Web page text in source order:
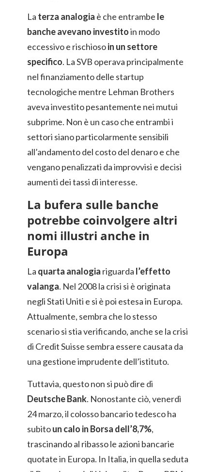
La terza analogia è che entrambe le
banche avevano investitoin modo
eccessivo e rischiosoin un settore
specifico. La SVB operava principalmente
nel finanziamento delle startup
tecnologiche mentre Lehman Brothers
aveva investito pesantemente nei mutui
subprime. Non è un caso che entrambi i
settori siano particolarmente sensibili
all’andamento del costo del denaro e che
vengano penalizzati da improvvisi e decisi
aumenti dei tassi di interesse.
La bufera sulle banche
potrebbe coinvolgere altri
nomi illustri anche in
Europa
La quarta analogia riguarda l’effetto
valanga. Nel 2008 la crisi si è originata
negli Stati Uniti e si è poi estesa in Europa.
Attualmente, sembra che lo stesso
scenario si stia verificando, anche se la crisi
di Credit Suisse sembra essere causata da
una gestione imprudente dell’istituto.
Tuttavia, questo non si può dire di
Deutsche Bank. Nonostante ciò, venerdì
24 marzo, il colosso bancario tedesco ha
subitoun calo in Borsa dell’8,7%,
trascinando al ribasso le azioni bancarie
quotate in Europa. In Italia, in quella seduta